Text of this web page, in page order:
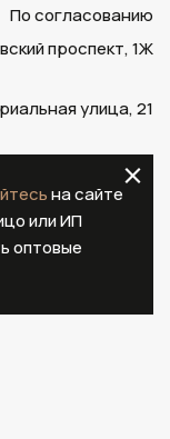
По согласованию
проспект, 1Ж
улица, 21
на сайте
или ИП
оптовые